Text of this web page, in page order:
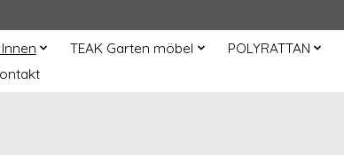
TEAK Garten möbel POLYRATTAN